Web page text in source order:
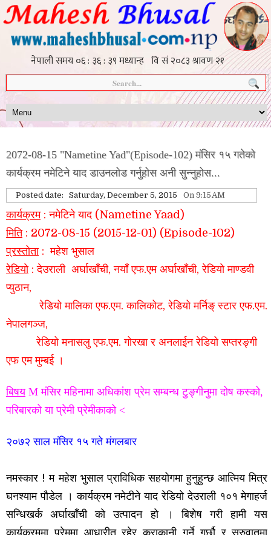
2072-08-15 "Nametine Yad"(Episode-102) मंसिर १५ गतेको
कार्यक्रम नमेटिने याद डाउनलोड गर्नुहोस अनी सुन्नुहोस...
Posted date: Saturday, December 5, 2015 On 9:15 AM
कार्यक्रम: नमेटिने याद (Nametine Yaad)
मिति: 2072-08-15 (2015-12-01) (Episode-102)
प्रस्तोता: महेश भुसाल
रेडियो: देउराली अर्घाखाँची, नयाँ एफ.एम अर्घाखाँची, रेडियो माण्डवी
प्युठान,
रेडियो मालिका एफ.एम. कालिकोट, रेडियो मर्निङ् स्टार एफ.एम.
नेपालगञ्ज,
रेडियो मनासलु एफ.एम. गोरखार अनलाईन रेडियो सप्तरङ्गी
एफ एम मुम्बई ।
बिषय M मंसिर महिनामा अधिकांश प्रेम सम्बन्ध टुङ्गीनुमा दोष कस्को,
परिबारको या प्रेमी प्रेमीकाको <
२०७२ सालमंसिर १५गते मंगलबार
नमस्कार ! म महेश भुसाल प्राविधिक सहयोगमा हुनुहुन्छ आत्मिय मित्र
घनश्याम पौडेल । कार्यक्रम नमेटीने याद रेडियो देउराली १०१ मेगाहर्ज
सन्धिखर्क अर्घाखाँची को उत्पादन हो । बिशेष गरी हामी यस